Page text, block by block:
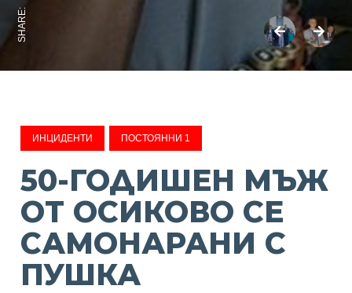
SHARE:
ИНЦИДЕНТИ ПОСТОЯННИ 1
50-ГОДИШЕН МЪЖ
ОТ ОСИКОВО СЕ
САМОНАРАНИ С
ПУШКА